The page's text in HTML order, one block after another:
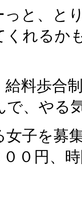
と、と
くれるか
給料歩合
で、やる
女子を募
０円、